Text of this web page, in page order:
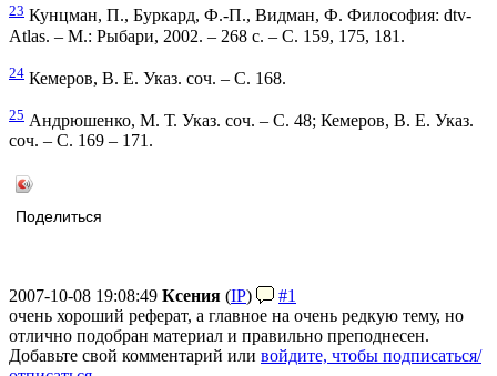
23 Кунцман, П., Буркард, Ф.-П., Видман, Ф. Философия: dtv-
Atlas. – М.: Рыбари, 2002. – 268 с. – С. 159, 175, 181.
24 Кемеров, В. Е. Указ. соч. – С. 168.
25 Андрюшенко, М. Т. Указ. соч. – С. 48; Кемеров, В. Е. Указ.
соч. – С. 169 – 171.
Поделиться
2007-10-08 19:08:49 Ксения (IP)
#1
очень хороший реферат, а главное на очень редкую тему, но
отлично подобран материал и правильно преподнесен.
Добавьте свой комментарий или войдите, чтобы подписаться/